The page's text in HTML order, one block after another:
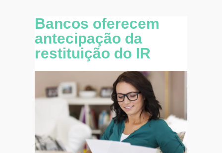
Bancos oferecem
antecipação da
restituição do IR